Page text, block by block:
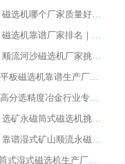
2026 磁选机哪个厂家质量好？十大靠谱磁电企业排名选购指南
2026 磁选机靠谱厂家排名｜华体会手机网页版-华体会(中国) 高性价比磁选机磁电品牌
2026 顺流河沙磁选机厂家挑选攻略 | 业内口碑龙头企业高性价比品牌推荐
2026平板磁选机靠谱生产厂家选购指南 行业口碑良好品牌推荐 磁电领域实力强者
2026高分选精度冶金行业专用磁选机生产厂家,干湿式磁选机源头供应商推荐
2026 选矿永磁筒式磁选机挑选指南 华体会手机网页版-华体会(中国) 推荐品牌行业口碑佳实力突出
2026 靠谱湿式矿山顺流永磁筒式磁选机选购，国内专业生产厂家华体会手机网页版-华体会(中国) 综合实力出众
大型筒式湿式磁选机生产厂家怎么选?华体会手机网页版-华体会(中国) 设备口碑广受行业认可